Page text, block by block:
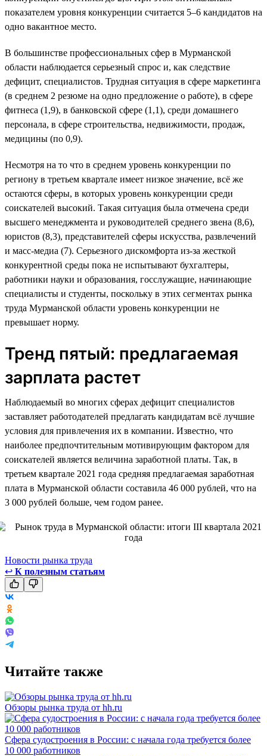
показателем уровня конкуренции считается 5–6 кандидатов на
одно вакантное место.
В большинстве профессиональных сфер в Мурманской
области наблюдается серьезный спрос и, как следствие
дефицит, специалистов. Трудная ситуация в сфере маркетинга
(в среднем 2 резюме на одно предложение о работе), в сфере
фитнеса (1,9), в банковской сфере (1,1), среди домашнего
персонала, в сфере строительства, недвижимости, продаж,
медицины (по 0,9).
Несмотря на то что в среднем уровень конкуренции по
региону в третьем квартале имеет низкое значение, всё же
остаются сферы, в которых уровень конкуренции среди
соискателей высокий. Такая ситуация была отмечена среди
высшего менеджмента и руководителей среднего звена (8,6),
юристов (8,3), представителей сферы искусства, развлечений
и масс-медиа (7). Серьезного дискомфорта из-за жесткой
конкурентной среды пока не испытывают бухгалтеры,
работники науки и образования, госслужащие, начинающие
специалисты и студенты, поскольку в этих сегментах рынка
труда Мурманской области уровень конкуренции не
превышает норму.
Тренд пятый: предлагаемая
зарплата растет
Наблюдаемый во многих сферах дефицит специалистов
заставляет работодателей предлагать кандидатам всё лучшие
условия для привлечения их в компании. Известно, что
наиболее предпочтительным мотивирующим фактором для
соискателей является величина заработной платы. Так, в
третьем квартале 2021 года средняя предлагаемая заработная
плата в Мурманской области составила 46 000 рублей, что на
3 000 рублей больше, чем годом ранее.
Новости рынка труда
↩ К полезным статьям
Читайте также
Обзоры рынка труда от hh.ru
Сфера судостроения в России: с начала года требуется более
10 000 работников